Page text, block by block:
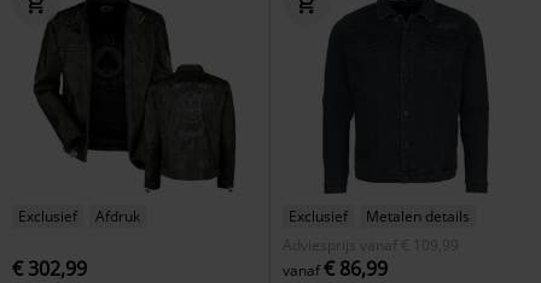
Exclusief Afdruk
€ 302,99
Exclusief
Metalen details
Adviesprijs
vanaf € 109,99
vanaf€ 86,99